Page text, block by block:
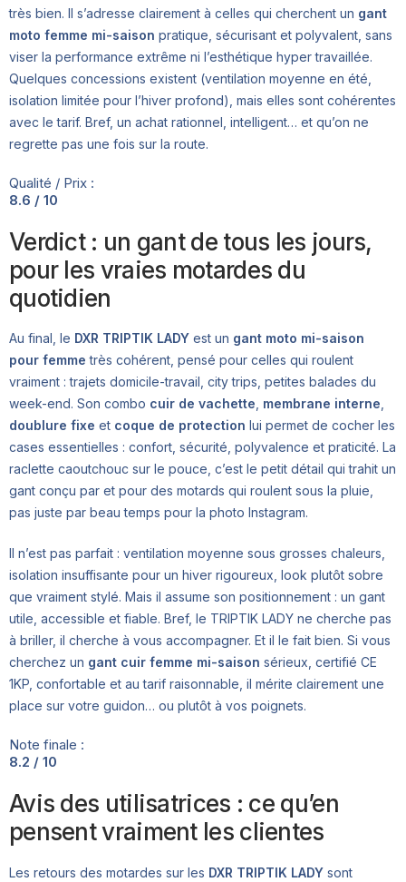
très bien. Il s’adresse clairement à celles qui cherchent un gant
moto femme mi-saison pratique, sécurisant et polyvalent, sans
viser la performance extrême ni l’esthétique hyper travaillée.
Quelques concessions existent (ventilation moyenne en été,
isolation limitée pour l’hiver profond), mais elles sont cohérentes
avec le tarif. Bref, un achat rationnel, intelligent… et qu’on ne
regrette pas une fois sur la route.
Qualité / Prix :
8.6 / 10
Verdict : un gant de tous les jours,
pour les vraies motardes du
quotidien
Au final, le DXR TRIPTIK LADY est un gant moto mi-saison
pour femme très cohérent, pensé pour celles qui roulent
vraiment : trajets domicile-travail, city trips, petites balades du
week-end. Son combo cuir de vachette, membrane interne,
doublure fixe et coque de protection lui permet de cocher les
cases essentielles : confort, sécurité, polyvalence et praticité. La
raclette caoutchouc sur le pouce, c’est le petit détail qui trahit un
gant conçu par et pour des motards qui roulent sous la pluie,
pas juste par beau temps pour la photo Instagram.
Il n’est pas parfait : ventilation moyenne sous grosses chaleurs,
isolation insuffisante pour un hiver rigoureux, look plutôt sobre
que vraiment stylé. Mais il assume son positionnement : un gant
utile, accessible et fiable. Bref, le TRIPTIK LADY ne cherche pas
à briller, il cherche à vous accompagner. Et il le fait bien. Si vous
cherchez un gant cuir femme mi-saison sérieux, certifié CE
1KP, confortable et au tarif raisonnable, il mérite clairement une
place sur votre guidon… ou plutôt à vos poignets.
Note finale :
8.2 / 10
Avis des utilisatrices : ce qu’en
pensent vraiment les clientes
Les retours des motardes sur les DXR TRIPTIK LADY sont